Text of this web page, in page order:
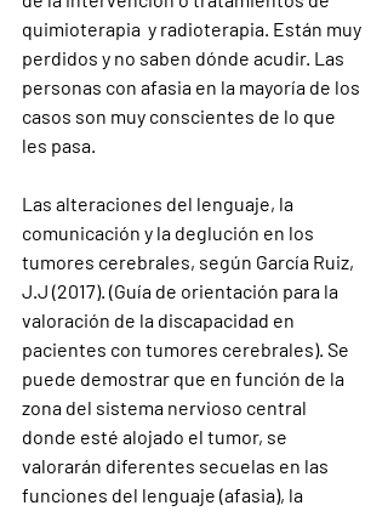
quimioterapia  y radioterapia. Están muy
perdidos y no saben dónde acudir. Las
personas con afasia en la mayoría de los
casos son muy conscientes de lo que
les pasa.
Las alteraciones del lenguaje, la
comunicación y la deglución en los
tumores cerebrales, según García Ruiz,
J.J (2017). (Guía de orientación para la
valoración de la discapacidad en
pacientes con tumores cerebrales). Se
puede demostrar que en función de la
zona del sistema nervioso central
donde esté alojado el tumor, se
valorarán diferentes secuelas en las
funciones del lenguaje (afasia), la